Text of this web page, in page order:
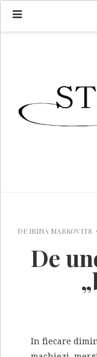
DE IRINA MARKOVITS
De
In fiecare